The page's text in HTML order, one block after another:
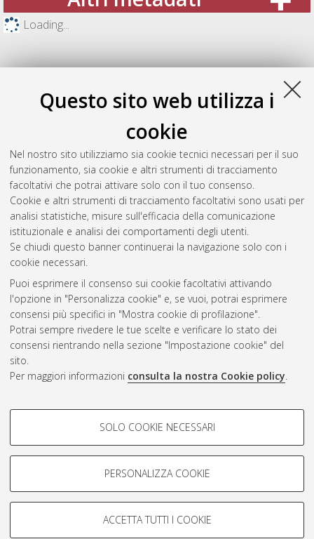
Questo sito web utilizza i
cookie
Nel nostro sito utilizziamo sia cookie tecnici necessari per il suo
funzionamento, sia cookie e altri strumenti di tracciamento
facoltativi che potrai attivare solo con il tuo consenso.
Cookie e altri strumenti di tracciamento facoltativi sono usati per
analisi statistiche, misure sull'efficacia della comunicazione
istituzionale e analisi dei comportamenti degli utenti.
Se chiudi questo banner continuerai la navigazione solo con i
cookie necessari.
Puoi esprimere il consenso sui cookie facoltativi attivando
l'opzione in "Personalizza cookie" e, se vuoi, potrai esprimere
consensi più specifici in "Mostra cookie di profilazione".
Potrai sempre rivedere le tue scelte e verificare lo stato dei
consensi rientrando nella sezione "Impostazione cookie" del
sito.
Per maggiori informazioni consulta la nostra Cookie policy.
COOKIE DI PROFILAZIONE -
Si tratta di cookie utilizzati per analizzare le caratteristiche della
navigazione degli utenti, creare profili in base al loro comportamento
Mostra cookie di profilazione
SOLO COOKIE NECESSARI
PERSONALIZZA COOKIE
ACCETTA TUTTI I COOKIE
Loading...
Gestione del documento:
Atom
Rss 1.0
Rss 2.0
ISSN: 2038-7946
Impostazioni Cookie
Informativa sulla privacy
Condizioni d’uso del sito